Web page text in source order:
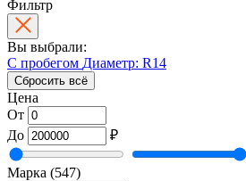
Фильтр
Вы выбрали:
С пробегом Диаметр: R14
Сбросить всё
Цена
От
До
₽
Марка (547)